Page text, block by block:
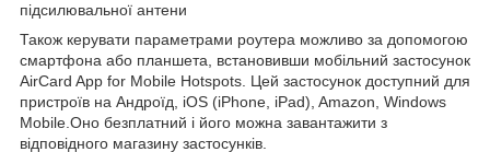
підсилювальної антени
Також керувати параметрами роутера можливо за допомогою
смартфона або планшета, встановивши мобільний застосунок
AirCard App for Mobile Hotspots. Цей застосунок доступний для
пристроїв на Андроїд, iOS (iPhone, iPad), Amazon, Windows
Mobile.Оно безплатний і його можна завантажити з
відповідного магазину застосунків.